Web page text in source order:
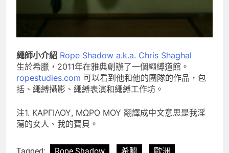
繩師小介紹 Rope Shadow a.k.a. Chris Shaghal
生於希臘，2011年在雅典創辦了一個繩縛道館。
ropestudies.com 可以看到他和他的團隊的作品，包
括、繩縛攝影、繩縛表演和繩縛工作坊。
注1. ΚΑΡΓΙΛΟΥ, ΜΩΡΟ ΜΟΥ 翻譯成中文意思是我淫
蕩的女人、我的寶貝。